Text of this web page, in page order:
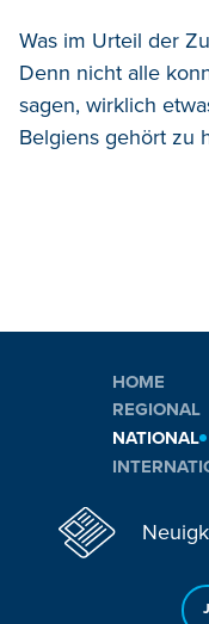
Was im Urteil der
Denn nicht alle
sagen, wirklich
Belgiens gehört zu
HOME
REGIONAL
NATIONAL